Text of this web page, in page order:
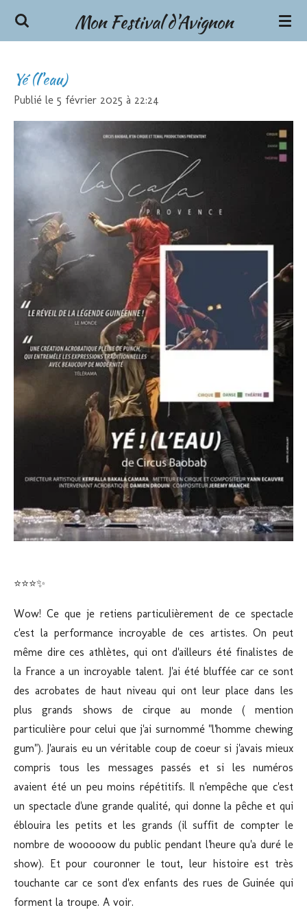
Passer
principal
Mon Festival d'Avignon
Yé (l'eau)
Publié le 5 février 2025 à 22:24
⭐⭐⭐✨
Wow! Ce que je retiens particulièrement de ce spectacle
c'est la performance incroyable de ces artistes. On peut
même dire ces athlètes, qui ont d'ailleurs été finalistes de
la France a un incroyable talent. J'ai été bluffée car ce sont
des acrobates de haut niveau qui ont leur place dans les
plus grands shows de cirque au monde ( mention
particulière pour celui que j'ai surnommé "l'homme chewing
gum"). J'aurais eu un véritable coup de coeur si j'avais mieux
compris tous les messages passés et si les numéros
avaient été un peu moins répétitifs. Il n'empêche que c'est
un spectacle d'une grande qualité, qui donne la pêche et qui
éblouira les petits et les grands (il suffit de compter le
nombre de wooooow du public pendant l'heure qu'a duré le
show). Et pour couronner le tout, leur histoire est très
touchante car ce sont d'ex enfants des rues de Guinée qui
forment la troupe. A voir.